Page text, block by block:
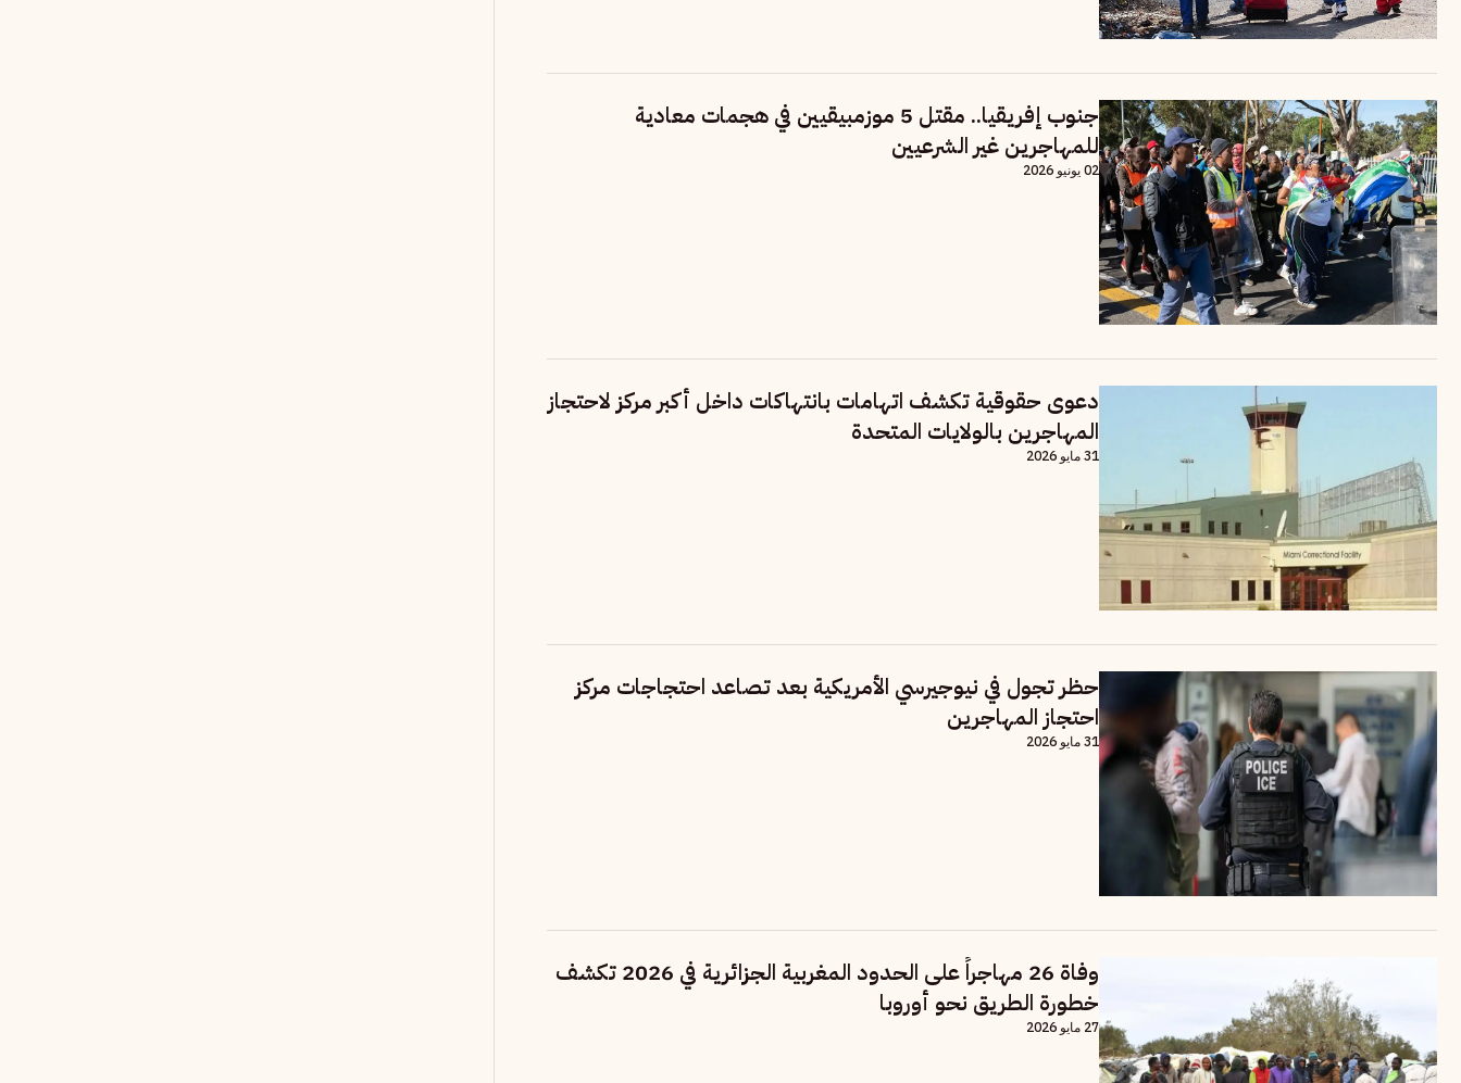
جنوب إفريقيا.. مقتل 5 موزمبيقيين في هجمات معادية
للمهاجرين غير الشرعيين
02 يونيو 2026
دعوى حقوقية تكشف اتهامات بانتهاكات داخل أكبر مركز لاحتجاز
المهاجرين بالولايات المتحدة
31 مايو 2026
حظر تجول في نيوجيرسي الأمريكية بعد تصاعد احتجاجات مركز
احتجاز المهاجرين
31 مايو 2026
وفاة 26 مهاجراً على الحدود المغربية الجزائرية في 2026 تكشف
خطورة الطريق نحو أوروبا
27 مايو 2026